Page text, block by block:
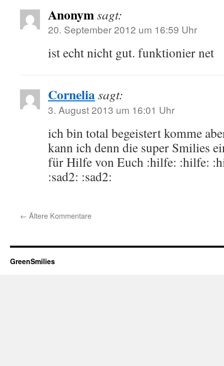
Anonymsagt:
20. September 2012 um 16:59 Uhr
ist echt nicht gut. funktionier net
Corneliasagt:
3. August 2013 um 16:01 Uhr
ich bin total begeistert komme
kann ich denn die super Smilies
für Hilfe von Euch :hilfe: :hilfe:
:sad2: :sad2:
← Ältere Kommentare
GreenSmilies